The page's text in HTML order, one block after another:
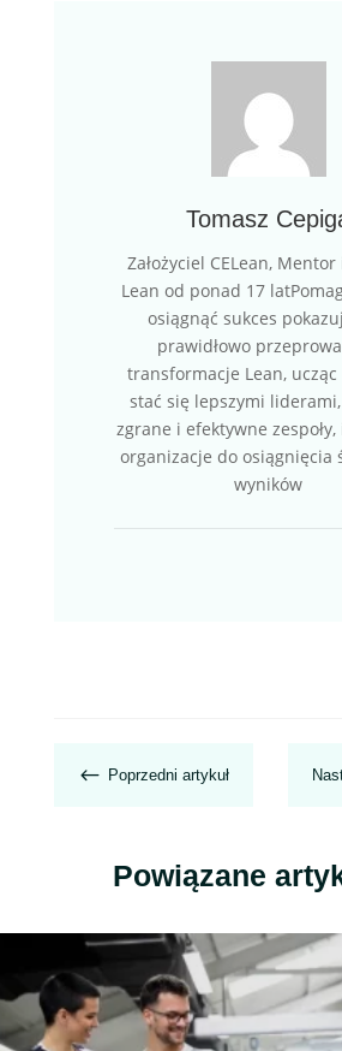
Tomasz
Założyciel CELean,
Lean od ponad 17
osiągnąć sukces
prawidłowo
transformacje Lean,
stać się lepszymi
zgrane i efektywne
organizacje do osiągnięcia
wyników
# Poprzedni artykuł
Powiązane